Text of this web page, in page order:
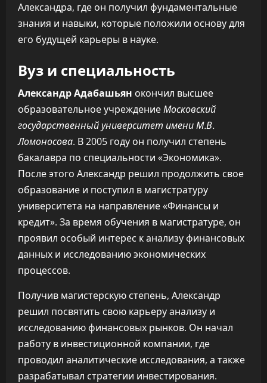
Александра, где он получил фундаментальные
знания и навыки, которые положили основу для
его будущей карьеры в науке.
Вуз и специальность
Александр Адабашьян окончил высшее
образовательное учреждениеМосковский
государственный университет имени М.В.
Ломоносова. В 2005 году он получил степень
бакалавра по специальности «Экономика».
После этого Александр решил продолжить свое
образование и поступил в магистратуру
университета на направление «Финансы и
кредит». За время обучения в магистратуре, он
проявил особый интерес к анализу финансовых
данных и исследованию экономических
процессов.
Получив магистерскую степень, Александр
решил посвятить свою карьеру анализу и
исследованию финансовых рынков. Он начал
работу в инвестиционной компании, где
проводил аналитические исследования, а также
разрабатывал стратегии инвестирования.